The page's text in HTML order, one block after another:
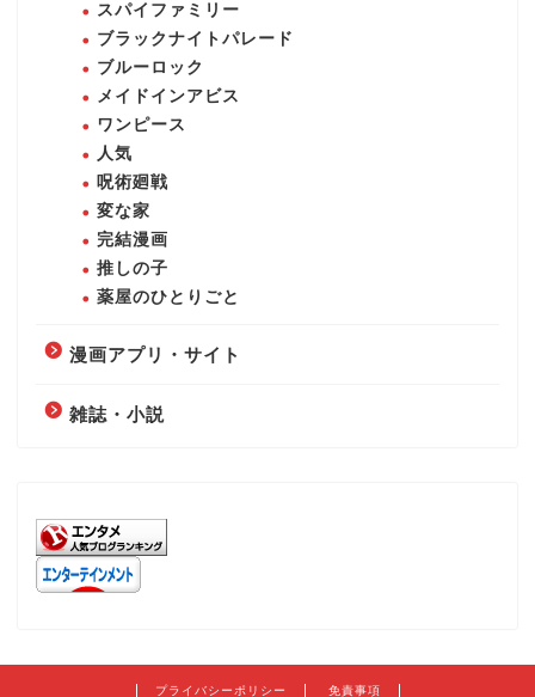
スパイファミリー
ブラックナイトパレード
ブルーロック
メイドインアビス
ワンピース
人気
呪術廻戦
変な家
完結漫画
推しの子
薬屋のひとりごと
漫画アプリ・サイト
雑誌・小説
プライバシーポリシー 免責事項